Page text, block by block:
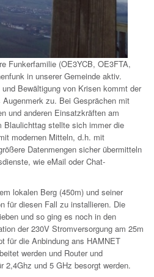
Funkerfamilie (OE3YCB, OE3FTA,
in unserer Gemeinde aktiv.
Bewältigung von Krisen kommt der
zu. Bei Gesprächen mit
und anderen Einsatzkräften am
stellte sich immer die
modernen Mitteln, d.h. mit
Datenmengen sicher übermitteln
wie eMail oder Chat-
lokalen Berg (450m) und seiner
für diesen Fall zu installieren. Die
und so ging es noch in den
der 230V Stromversorgung am 25m
für die Anbindung ans HAMNET
werden und Router und
2,4Ghz und 5 GHz besorgt werden.